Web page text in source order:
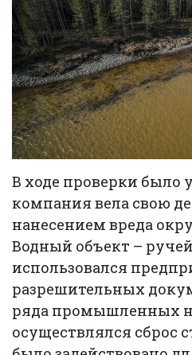
В ходе проверки было
компания вела свою
нанесением вреда
Водный объект –
использовался
разрешительных
ряда промышленных
осуществлялся сброс